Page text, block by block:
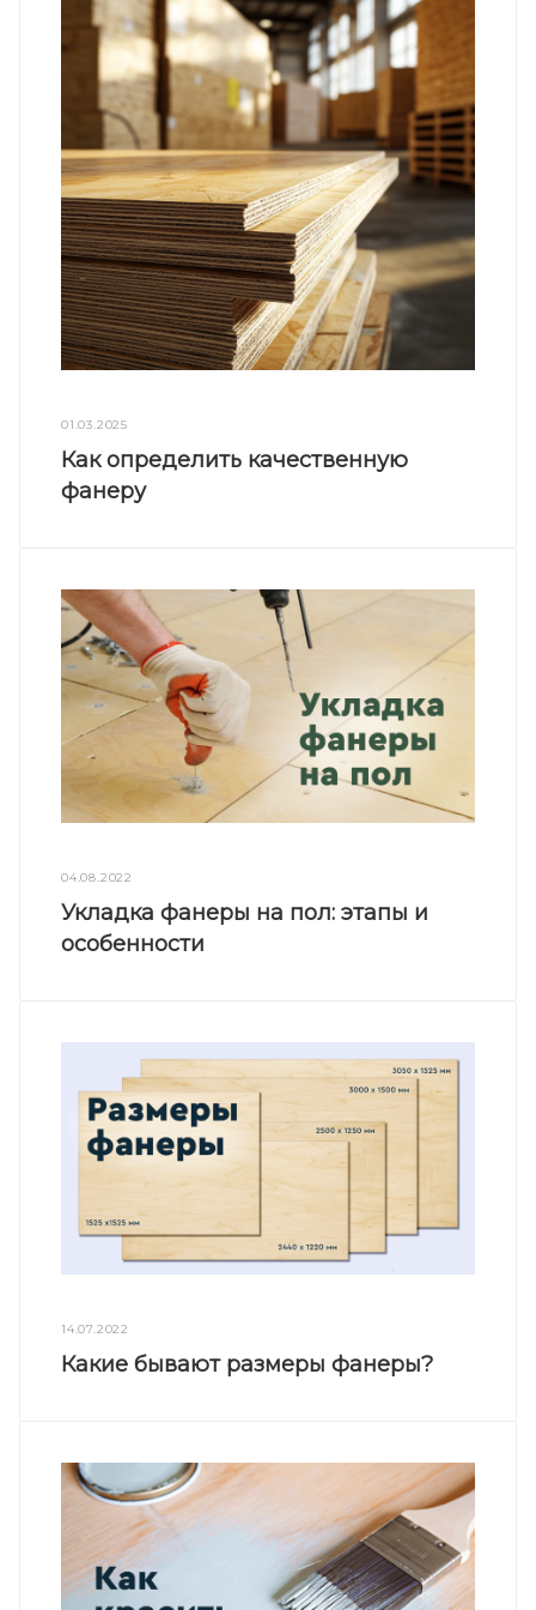
01.03.2025
Как определить качественную
фанеру
04.08.2022
Укладка фанеры на пол: этапы и
особенности
14.07.2022
Какие бывают размеры фанеры?